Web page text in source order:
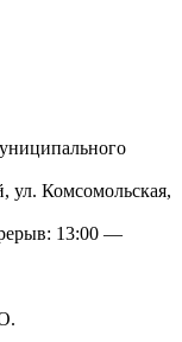
ул. Комсомольская,
13:00 —